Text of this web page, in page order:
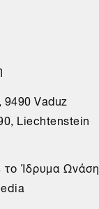
Vaduz
Liechtenstein
το Ίδρυμα Ωνάση